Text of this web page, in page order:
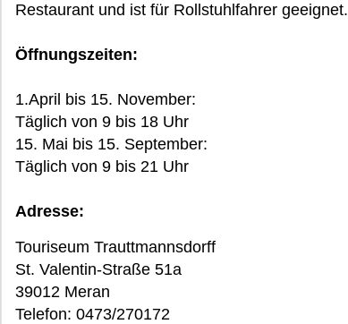
Restaurant und ist für Rollstuhlfahrer geeignet.
Öffnungszeiten:
1.April bis 15. November:
Täglich von 9 bis 18 Uhr
15. Mai bis 15. September:
Täglich von 9 bis 21 Uhr
Adresse:
Touriseum Trauttmannsdorff
St. Valentin-Straße 51a
39012 Meran
Telefon: 0473/270172